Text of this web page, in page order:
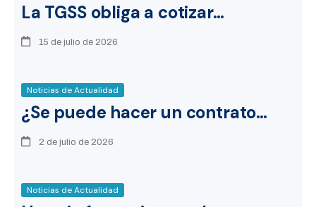
La TGSS obliga a cotizar…
15 de julio de 2026
Noticias de Actualidad
¿Se puede hacer un contrato…
2 de julio de 2026
Noticias de Actualidad